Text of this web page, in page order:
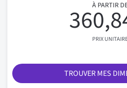
À PARTIR
PRIX
TROUVER MES